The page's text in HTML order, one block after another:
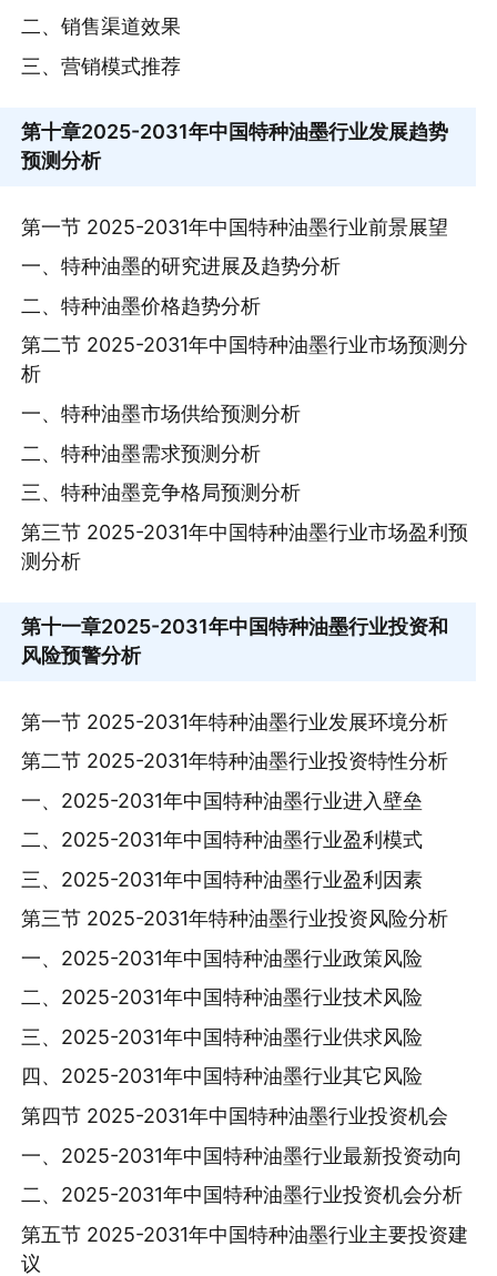
二、销售渠道效果
三、营销模式推荐
第十章2025-2031年中国特种油墨行业发展趋势
预测分析
第一节 2025-2031年中国特种油墨行业前景展望
一、特种油墨的研究进展及趋势分析
二、特种油墨价格趋势分析
第二节 2025-2031年中国特种油墨行业市场预测分
析
一、特种油墨市场供给预测分析
二、特种油墨需求预测分析
三、特种油墨竞争格局预测分析
第三节 2025-2031年中国特种油墨行业市场盈利预
测分析
第十一章2025-2031年中国特种油墨行业投资和
风险预警分析
第一节 2025-2031年特种油墨行业发展环境分析
第二节 2025-2031年特种油墨行业投资特性分析
一、2025-2031年中国特种油墨行业进入壁垒
二、2025-2031年中国特种油墨行业盈利模式
三、2025-2031年中国特种油墨行业盈利因素
第三节 2025-2031年特种油墨行业投资风险分析
一、2025-2031年中国特种油墨行业政策风险
二、2025-2031年中国特种油墨行业技术风险
三、2025-2031年中国特种油墨行业供求风险
四、2025-2031年中国特种油墨行业其它风险
第四节 2025-2031年中国特种油墨行业投资机会
一、2025-2031年中国特种油墨行业最新投资动向
二、2025-2031年中国特种油墨行业投资机会分析
第五节 2025-2031年中国特种油墨行业主要投资建
议